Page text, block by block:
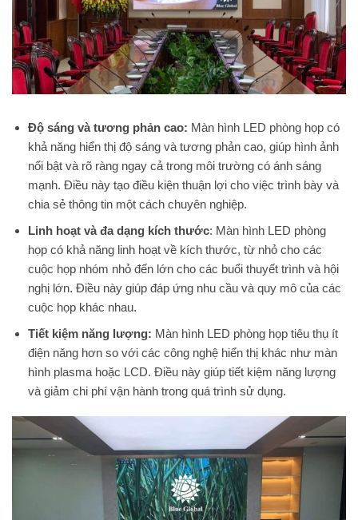
Độ sáng và tương phản cao: Màn hình LED phòng họp có
khả năng hiển thị độ sáng và tương phản cao, giúp hình ảnh
nổi bật và rõ ràng ngay cả trong môi trường có ánh sáng
mạnh. Điều này tạo điều kiện thuận lợi cho việc trình bày và
chia sẻ thông tin một cách chuyên nghiệp.
Linh hoạt và đa dạng kích thước: Màn hình LED phòng
họp có khả năng linh hoạt về kích thước, từ nhỏ cho các
cuộc họp nhóm nhỏ đến lớn cho các buổi thuyết trình và hội
nghị lớn. Điều này giúp đáp ứng nhu cầu và quy mô của các
cuộc họp khác nhau.
Tiết kiệm năng lượng: Màn hình LED phòng họp tiêu thụ ít
điện năng hơn so với các công nghệ hiển thị khác như màn
hình plasma hoặc LCD. Điều này giúp tiết kiệm năng lượng
và giảm chi phí vận hành trong quá trình sử dụng.